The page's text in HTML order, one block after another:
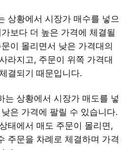
상황에서 시장가 매수를 넣으
보다 더 높은 가격에 체결될
이 몰리면서 낮은 가격대의
라지고, 주문이 위쪽 가격대
결되기 때문입니다.
는 상황에서 시장가 매도를 넣
은 가격에 팔릴 수 있습니다.
태에서 매도 주문이 몰리면,
주문을 차례로 체결하며 가격